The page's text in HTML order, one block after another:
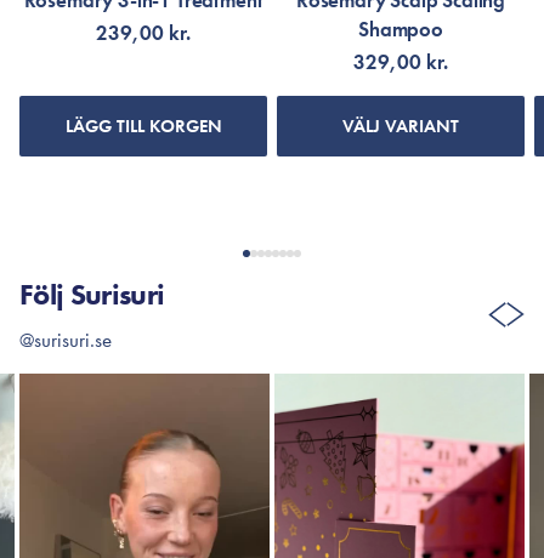
239,00 kr.
LÄGG TILL KORGEN
Shampoo
329,00 kr.
VÄLJ VARIANT
Följ Surisuri
@surisuri.se